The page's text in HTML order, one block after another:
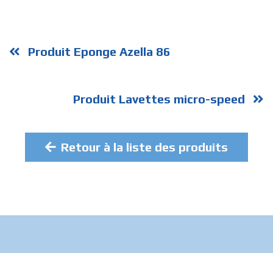
Produit Eponge Azella 86
Produit Lavettes micro-speed
Retour à la liste des produits